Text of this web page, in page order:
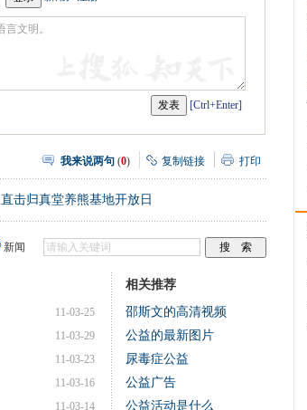
[Ctrl+Enter]
我来说两句 (0) 复制链接 打印
直击归真堂养熊基地开放日
新闻
11-03-25
11-03-29
11-03-23
11-03-16
11-03-14
相关推荐
邵斯文的高清视频
公益的最新图片
尿毒症公益
公益广告
公益活动是什么